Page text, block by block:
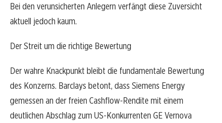
Bei den verunsicherten Anlegern verfängt diese Zuversicht
aktuell jedoch kaum.
Der Streit um die richtige Bewertung
Der wahre Knackpunkt bleibt die fundamentale Bewertung
des Konzerns. Barclays betont, dass Siemens Energy
gemessen an der freien Cashflow-Rendite mit einem
deutlichen Abschlag zum US-Konkurrenten GE Vernova